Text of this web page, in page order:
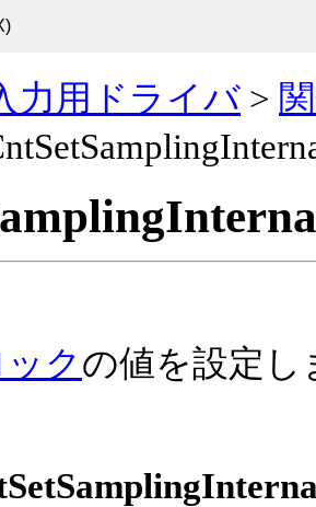
力用ドライバ >
クの値を設定し